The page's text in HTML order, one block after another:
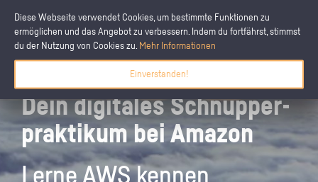
Diese Webseite verwendet Cookies, um bestimmte Funktionen zu
ermöglichen und das Angebot zu verbessern. Indem du fortfährst, stimmst
du der Nutzung von Cookies zu. Mehr Informationen
Einverstanden!
Dein digitales Schnupper­
praktikum bei Amazon
Lerne AWS kennen